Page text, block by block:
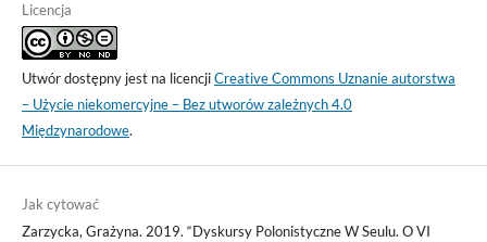
Licencja
Utwór dostępny jest na licencjiCreative Commons Uznanie autorstwa
– Użycie niekomercyjne – Bez utworów zależnych 4.0
Międzynarodowe.
Jak cytować
Zarzycka, Grażyna. 2019. “Dyskursy Polonistyczne W Seulu. O VI